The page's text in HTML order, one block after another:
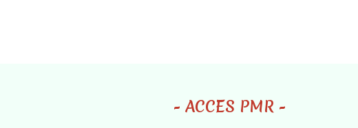
- ACCES PMR -